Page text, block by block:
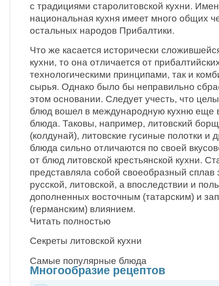
с традициями старолитовской кухни.
национальная кухня имеет много общих
остальных народов Прибалтики.
Что же касается исторически
кухни, то она отличается от
технологическими принципами, так и
сырья. Однако было бы неправильно
этом основании. Следует учесть, что
блюд вошел в международную кухню еще в
блюда. Таковы, например, литовский
(колдунай), литовские гусиные полотки и
блюда сильно отличаются по своей
от блюд литовской крестьянской кухни.
представляла собой своеобразный сплав
русской, литовской, а впоследствии и
дополненных восточным (татарским) и
(германским) влиянием.
Читать полностью
Секреты литовской кухни
Самые популярные блюда
Многообразие рецептов